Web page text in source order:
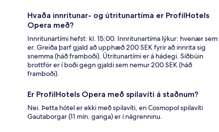
Hvaða innritunar- og útritunartíma er ProfilHotels
Opera með?
Innritunartími hefst: kl. 15:00. Innritunartíma lýkur: hvenær sem
er. Greiða þarf gjald að upphæð 200 SEK fyrir að innrita sig
snemma (háð framboði). Útritunartími er á hádegi. Síðbúin
brottför er í boði gegn gjaldi sem nemur 200 SEK (háð
framboði).
Er ProfilHotels Opera með spilavíti á staðnum?
Nei. Þetta hótel er ekki með spilavíti, en Cosmopol spilavíti
Gautaborgar (11 mín. ganga) er í nágrenninu.